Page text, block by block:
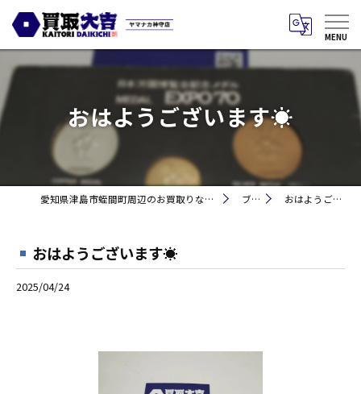
おはようございます☀
愛知県津島市蛭間町周辺のお買取りなら買取大吉 ヤマナカ神守店 ブログ おはようございます☀
おはようございます☀
2025/04/24